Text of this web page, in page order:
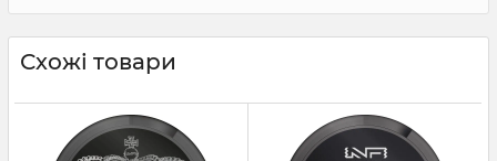
Схожі товари